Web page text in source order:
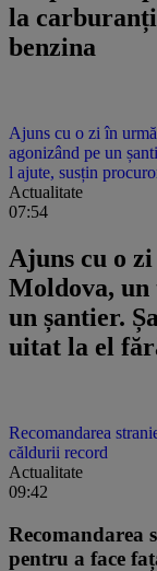
la
benzina
Ajuns cu o zi în
agonizând pe un
l ajute, susțin
Actualitate
07:54
Ajuns cu o
Moldova, un
un șantier.
uitat la el
Recomandarea
căldurii record
Actualitate
09:42
Recomandarea
pentru a face